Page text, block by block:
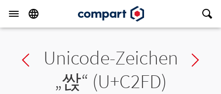
Previous char
Unicode-Zeichen
„싽“ (U+C2FD)